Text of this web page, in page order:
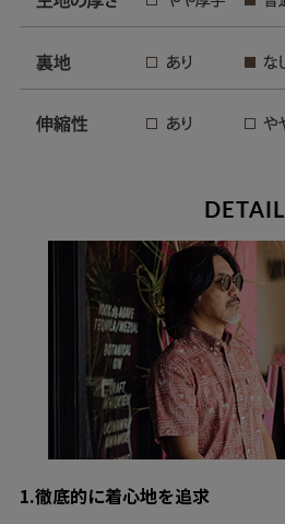
DETAIL
1.徹底的に着心地を追求